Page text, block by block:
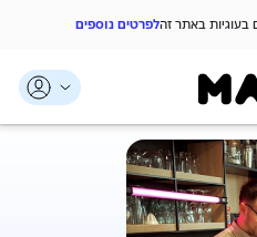
באתר זהלפרטים נוספים